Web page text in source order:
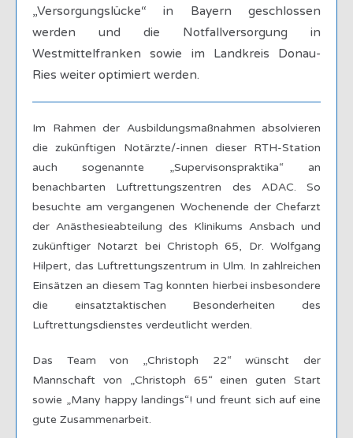
„Versorgungslücke“ in Bayern geschlossen
werden und die Notfallversorgung in
Westmittelfranken sowie im Landkreis Donau-
Ries weiter optimiert werden.
Im Rahmen der Ausbildungsmaßnahmen absolvieren
die zukünftigen Notärzte/-innen dieser RTH-Station
auch sogenannte „Supervisonspraktika“ an
benachbarten Luftrettungszentren des ADAC. So
besuchte am vergangenen Wochenende der Chefarzt
der Anästhesieabteilung des Klinikums Ansbach und
zukünftiger Notarzt bei Christoph 65, Dr. Wolfgang
Hilpert, das Luftrettungszentrum in Ulm. In zahlreichen
Einsätzen an diesem Tag konnten hierbei insbesondere
die einsatztaktischen Besonderheiten des
Luftrettungsdienstes verdeutlicht werden.
Das Team von „Christoph 22“ wünscht der
Mannschaft von „Christoph 65“ einen guten Start
sowie „Many happy landings“! und freunt sich auf eine
gute Zusammenarbeit.